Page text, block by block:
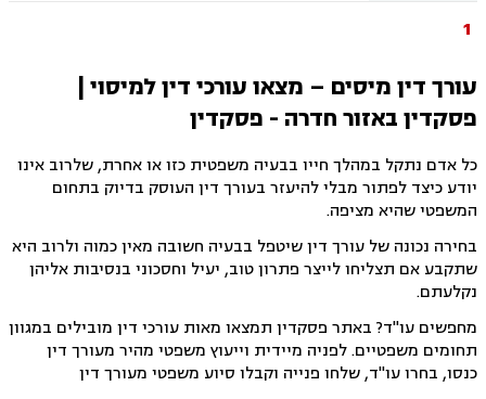
1
עורך דין מיסים – מצאו עורכי דין למיסוי |
פסקדין באזור חדרה - פסקדין
כל אדם נתקל במהלך חייו בבעיה משפטית כזו או אחרת, שלרוב אינו
יודע כיצד לפתור מבלי להיעזר בעורך דין העוסק בדיוק בתחום
המשפטי שהיא מציפה.
בחירה נכונה של עורך דין שיטפל בבעיה חשובה מאין כמוה ולרוב היא
שתקבע אם תצליחו לייצר פתרון טוב, יעיל וחסכוני בנסיבות אליהן
נקלעתם.
מחפשים עו"ד? באתר פסקדין תמצאו מאות עורכי דין מובילים במגוון
תחומים משפטיים. לפניה מיידית וייעוץ משפטי מהיר מעורך דין
כנסו, בחרו עו"ד, שלחו פנייה וקבלו סיוע משפטי מעורך דין